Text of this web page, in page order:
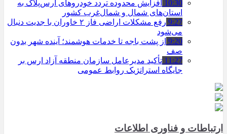
10:30 افزایش محدوده تردد خودروهای ارس‌پلاک به
استان‌های شمال و شمال‌غرب کشور
9:27
رفع مشکلات اراضی فاز ۲ خاوران با جدیت دنبال
می‌شود
9:20 از پشت باجه تا خدمات هوشمند؛ آینده شهر بدون
صف
11:27 تأکید مدیرعامل سازمان منطقه آزاد ارس بر
جایگاه استراتژیک روابط عمومی
ارتباطات و فناوری اطلاعات